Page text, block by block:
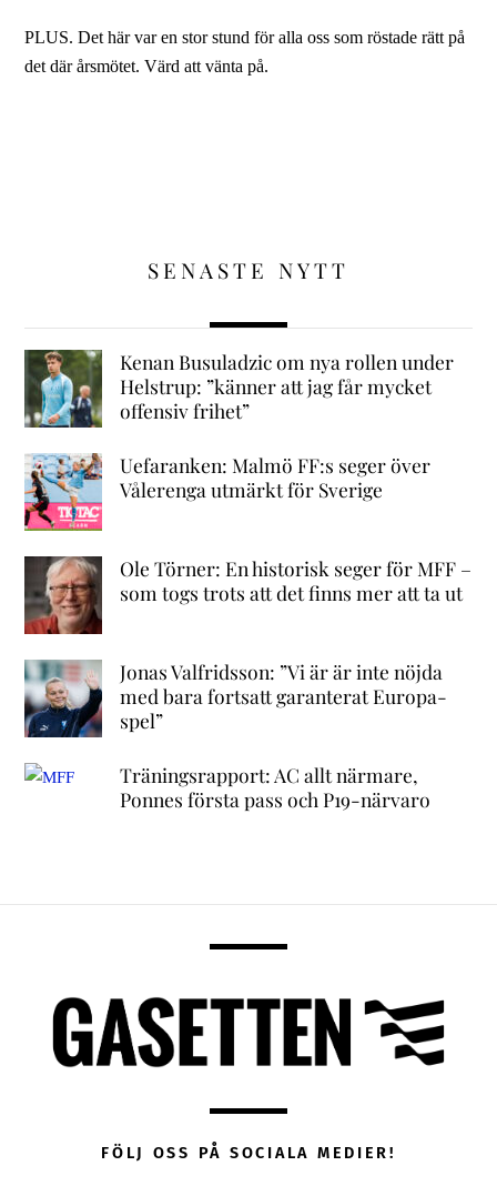
PLUS. Det här var en stor stund för alla oss som röstade rätt på
det där årsmötet. Värd att vänta på.
SENASTE NYTT
Kenan Busuladzic om nya rollen under
Helstrup: ”känner att jag får mycket
offensiv frihet”
Uefaranken: Malmö FF:s seger över
Vålerenga utmärkt för Sverige
Ole Törner: En historisk seger för MFF –
som togs trots att det finns mer att ta ut
Jonas Valfridsson: ”Vi är är inte nöjda
med bara fortsatt garanterat Europa-
spel”
Träningsrapport: AC allt närmare,
Ponnes första pass och P19-närvaro
FÖLJ OSS PÅ SOCIALA MEDIER!